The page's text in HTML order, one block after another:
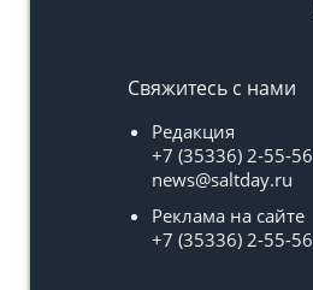
Свяжитесь с нами
Редакция
+7 (35336) 2-55-56
news@saltday.ru
Реклама на сайте
+7 (35336) 2-55-56